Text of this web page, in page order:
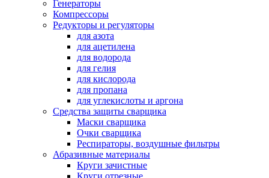
Генераторы
Компрессоры
Редукторы и регуляторы
для азота
для ацетилена
для водорода
для гелия
для кислорода
для пропана
для углекислоты и аргона
Средства защиты сварщика
Маски сварщика
Очки сварщика
Респираторы, воздушные фильтры
Абразивные материалы
Круги зачистные
Круги отрезные